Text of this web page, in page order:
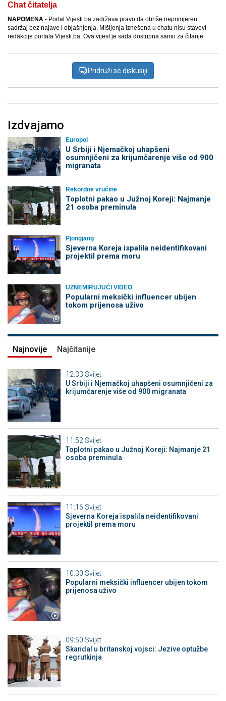
Chat čitatelja
NAPOMENA - Portal Vijesti.ba zadržava pravo da obriše neprimjeren
sadržaj bez najave i objašnjenja. Mišljenja iznešena u chatu nisu stavovi
redakcije portala Vijesti.ba. Ova vijest je sada dostupna samo za čitanje.
Pridruži se diskusiji
Izdvajamo
Europol
U Srbiji i Njemačkoj uhapšeni
osumnjičeni za krijumčarenje više od 900
migranata
Rekordne vrućine
Toplotni pakao u Južnoj Koreji: Najmanje
21 osoba preminula
Pjongjang
Sjeverna Koreja ispalila neidentifikovani
projektil prema moru
UZNEMIRUJUĆI VIDEO
Popularni meksički influencer ubijen
tokom prijenosa uživo
Najnovije Najčitanije
12:33 Svijet
U Srbiji i Njemačkoj uhapšeni osumnjičeni za
krijumčarenje više od 900 migranata
11:52 Svijet
Toplotni pakao u Južnoj Koreji: Najmanje 21
osoba preminula
11:16 Svijet
Sjeverna Koreja ispalila neidentifikovani
projektil prema moru
10:30 Svijet
Popularni meksički influencer ubijen tokom
prijenosa uživo
09:50 Svijet
Skandal u britanskoj vojsci: Jezive optužbe
regrutkinja